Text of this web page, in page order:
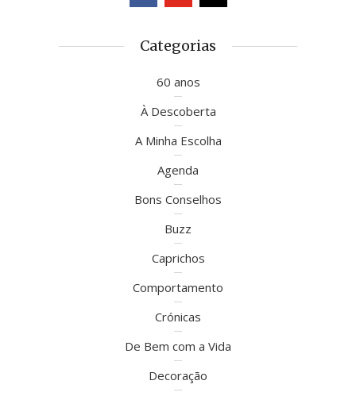
Categorias
60 anos
À Descoberta
A Minha Escolha
Agenda
Bons Conselhos
Buzz
Caprichos
Comportamento
Crónicas
De Bem com a Vida
Decoração